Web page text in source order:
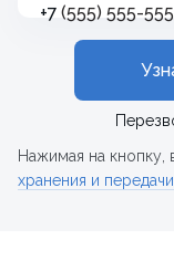
+7
Нажимая на кнопку,
хранения и